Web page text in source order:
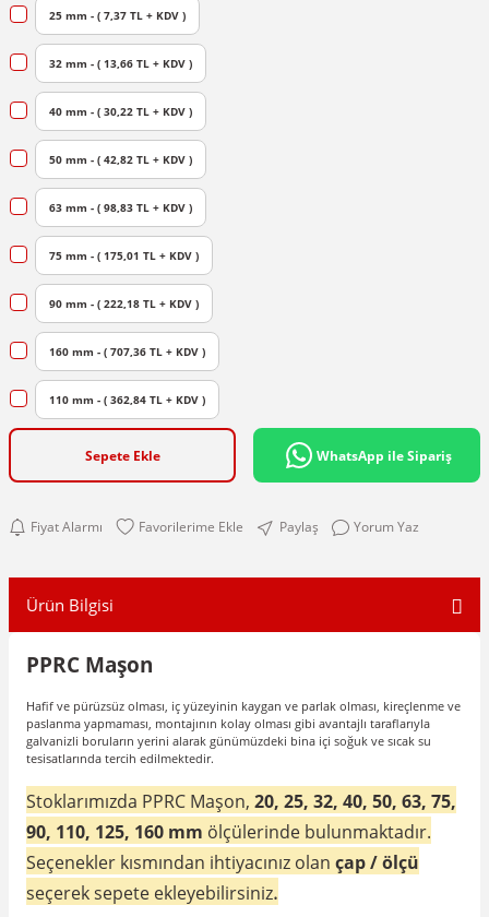
25 mm - ( 7,37 TL + KDV )
32 mm - ( 13,66 TL + KDV )
40 mm - ( 30,22 TL + KDV )
50 mm - ( 42,82 TL + KDV )
63 mm - ( 98,83 TL + KDV )
75 mm - ( 175,01 TL + KDV )
90 mm - ( 222,18 TL + KDV )
160 mm - ( 707,36 TL + KDV )
110 mm - ( 362,84 TL + KDV )
Sepete Ekle WhatsApp ile Sipariş
Fiyat Alarmı Paylaş Yorum Yaz
Ürün Bilgisi
PPRC Maşon
Hafif ve pürüzsüz olması, iç yüzeyinin kaygan ve parlak olması, kireçlenme ve
paslanma yapmaması, montajının kolay olması gibi avantajlı taraflarıyla
galvanizli boruların yerini alarak günümüzdeki bina içi soğuk ve sıcak su
tesisatlarında tercih edilmektedir.
Stoklarımızda PPRC Maşon, 20, 25, 32, 40, 50, 63, 75,
90, 110, 125, 160 mm ölçülerinde bulunmaktadır.
Seçenekler kısmından ihtiyacınız olan çap / ölçü
seçerek sepete ekleyebilirsiniz.